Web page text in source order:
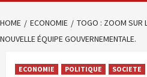
HOME ECONOMIE
TOGO : ZOOM SUR
NOUVELLE ÉQUIPE GOUVERNEMENTALE.
ECONOMIE POLITIQUE SOCIETE